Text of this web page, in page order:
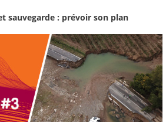
sauvegarde : prévoir son plan